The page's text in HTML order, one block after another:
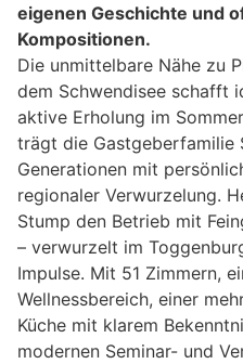
eigenen Geschichte und
Kompositionen.
Die unmittelbare Nähe zu
dem Schwendisee schafft
aktive Erholung im
trägt die Gastgeberfamilie
Generationen mit
regionaler Verwurzelung.
Stump den Betrieb mit
– verwurzelt im
Impulse. Mit 51 Zimmern,
Wellnessbereich, einer
Küche mit klarem
modernen Seminar- und